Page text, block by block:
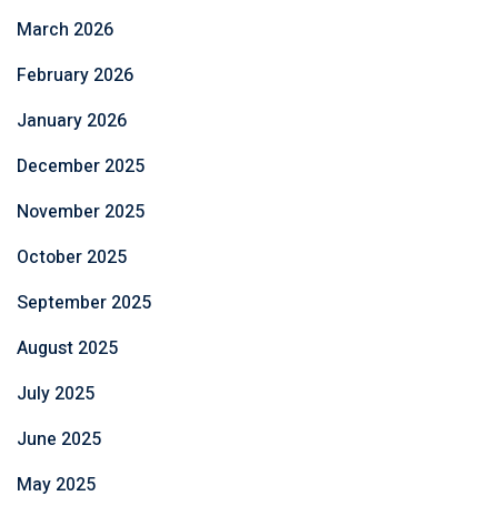
March 2026
February 2026
January 2026
December 2025
November 2025
October 2025
September 2025
August 2025
July 2025
June 2025
May 2025